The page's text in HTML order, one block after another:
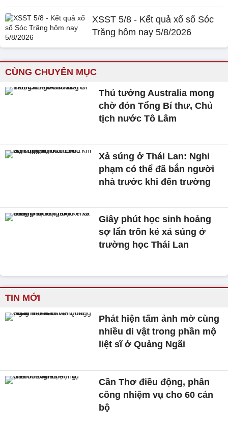
XSST 5/8 - Kết quả xổ số Sóc
Trăng hôm nay 5/8/2026
CÙNG CHUYÊN MỤC
Thủ tướng Australia mong
chờ đón Tổng Bí thư, Chủ
tịch nước Tô Lâm
Xả súng ở Thái Lan: Nghi
phạm có thể đã bắn người
nhà trước khi đến trường
Giây phút học sinh hoảng
sợ lẩn trốn kẻ xả súng ở
trường học Thái Lan
TIN MỚI
Phát hiện tấm ảnh mờ cùng
nhiều di vật trong phần mộ
liệt sĩ ở Quảng Ngãi
Cần Thơ điều động, phân
công nhiệm vụ cho 60 cán
bộ